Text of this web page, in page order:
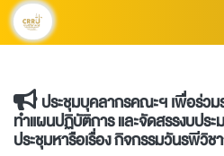
ประชุมบุคลากรคณะฯ เพื่อร่ว
ทำแผนปฏิบัติการ และจัดสรรงบปร
ประชุมหารือเรื่อง กิจกรรมวันรพีวิช